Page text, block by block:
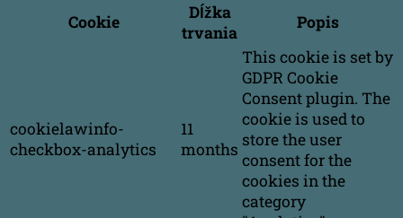
Cookie
Dĺžka
trvania
Popis
cookielawinfo-
checkbox-analytics
11
months
This cookie is set by
GDPR Cookie
Consent plugin. The
cookie is used to
store the user
consent for the
cookies in the
category